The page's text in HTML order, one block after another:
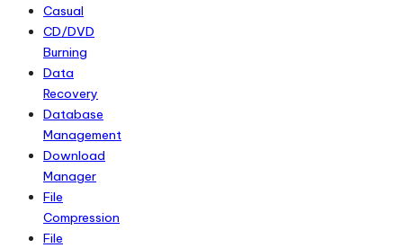
Casual
CD/DVD
Burning
Data
Recovery
Database
Management
Download
Manager
File
Compression
File